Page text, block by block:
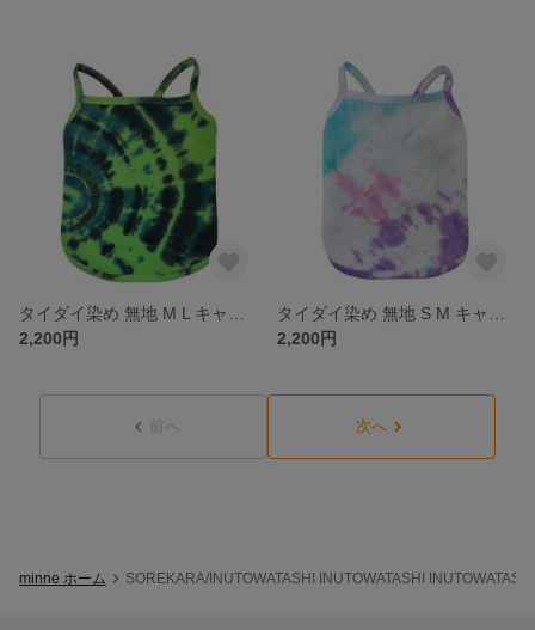
2,200円
2,200円
前へ 次へ
minne ホーム SOREKARA/INUTOWATASHI INUTOWATASHI